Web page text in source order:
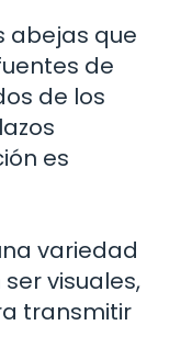
abejas que
de
de los
es
variedad
visuales,
transmitir